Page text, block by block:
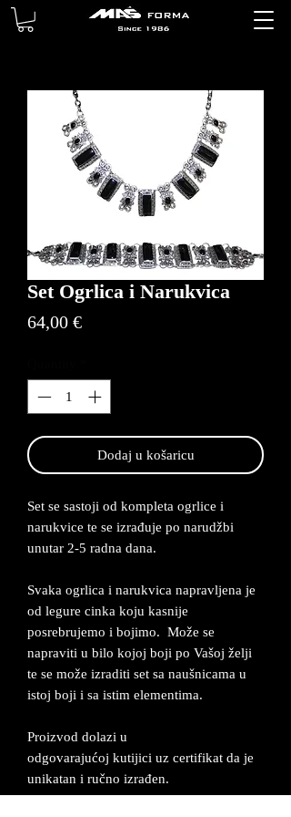
Set Ogrlica i Narukvica
64,00 €Price
Dodaj u košaricu
Set se sastoji od kompleta ogrlice i
narukvice te se izrađuje po narudžbi
unutar 2-5 radna dana.
Svaka ogrlica i narukvica napravljena je
od legure cinka koju kasnije
posrebrujemo i bojimo. Može se
napraviti u bilo kojoj boji po Vašoj želji
te se može izraditi set sa naušnicama u
istoj boji i sa istim elementima.
Proizvod dolazi u
odgovarajućoj kutijici uz certifikat da je
unikatan i ručno izrađen.